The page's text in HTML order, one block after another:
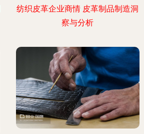
纺织皮革企业商情 皮革制品制造洞
察与分析